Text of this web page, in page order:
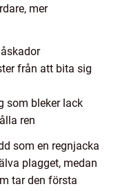
mer
från att bita sig
som bleker lack
ren
som en regnjacka
plagget, medan
tar den första